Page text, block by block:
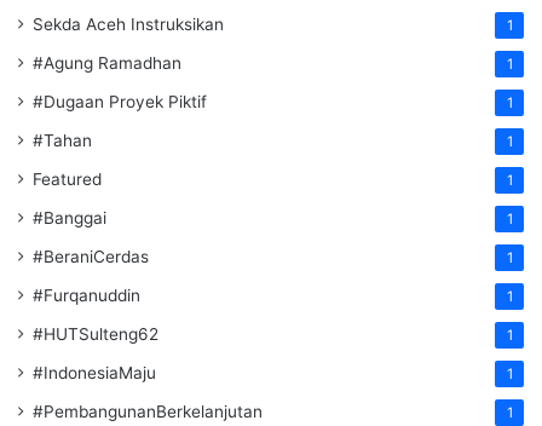
Sekda Aceh Instruksikan 1
#Agung Ramadhan 1
#Dugaan Proyek Piktif 1
#Tahan 1
Featured 1
#Banggai 1
#BeraniCerdas 1
#Furqanuddin 1
#HUTSulteng62 1
#IndonesiaMaju 1
#PembangunanBerkelanjutan 1